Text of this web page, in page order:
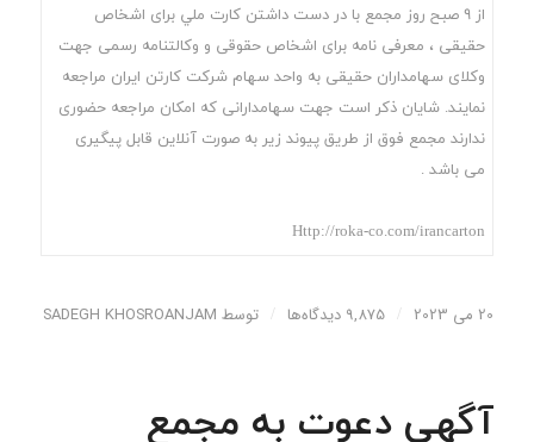
از 9 صبح روز مجمع با در دست داشتن کارت ملي برای اشخاص
حقیقی ، معرفی نامه برای اشخاص حقوقی و وکالتنامه رسمی جهت
وکلای سهامداران حقیقی به واحد سهام شرکت کارتن ايران مراجعه
نمايند. شایان ذکر است جهت سهامدارانی که امکان مراجعه حضوری
ندارند مجمع فوق از طریق پیوند زیر به صورت آنلاین قابل پیگیری
می باشد .
Http://roka-co.com/irancarton
20 می 2023 9,875 دیدگاه‌ها توسط SADEGH KHOSROANJAM
آگهي دعوت به مجمع